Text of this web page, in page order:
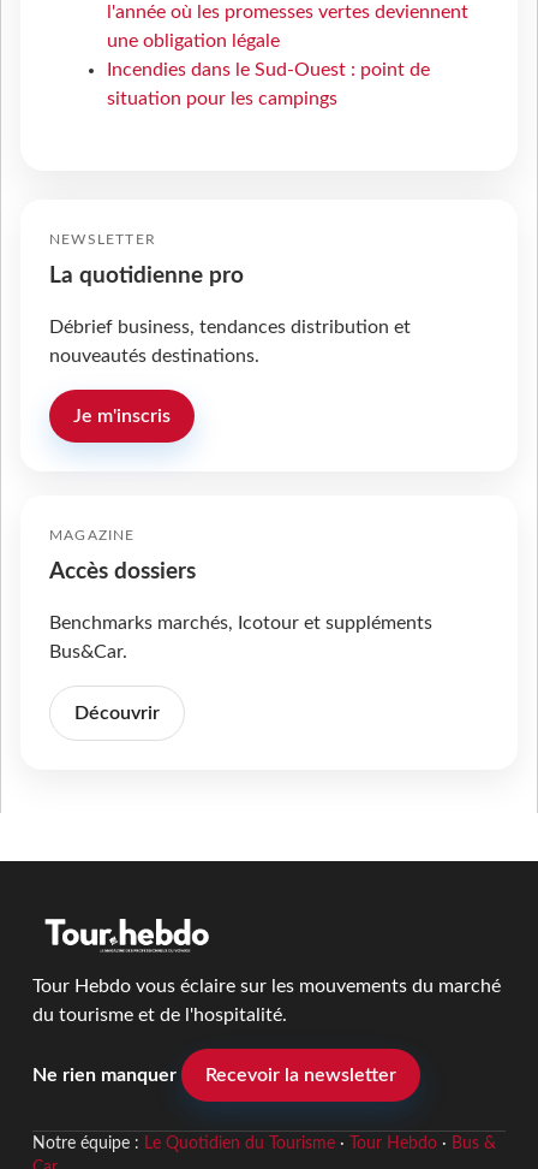
l'année où les promesses vertes deviennent
une obligation légale
Incendies dans le Sud-Ouest : point de
situation pour les campings
NEWSLETTER
La quotidienne pro
Débrief business, tendances distribution et
nouveautés destinations.
Je m'inscris
MAGAZINE
Accès dossiers
Benchmarks marchés, Icotour et suppléments
Bus&Car.
Découvrir
Tour Hebdo vous éclaire sur les mouvements du marché
du tourisme et de l'hospitalité.
Ne rien manquer Recevoir la newsletter
Notre équipe : Le Quotidien du Tourisme· Tour Hebdo· Bus &